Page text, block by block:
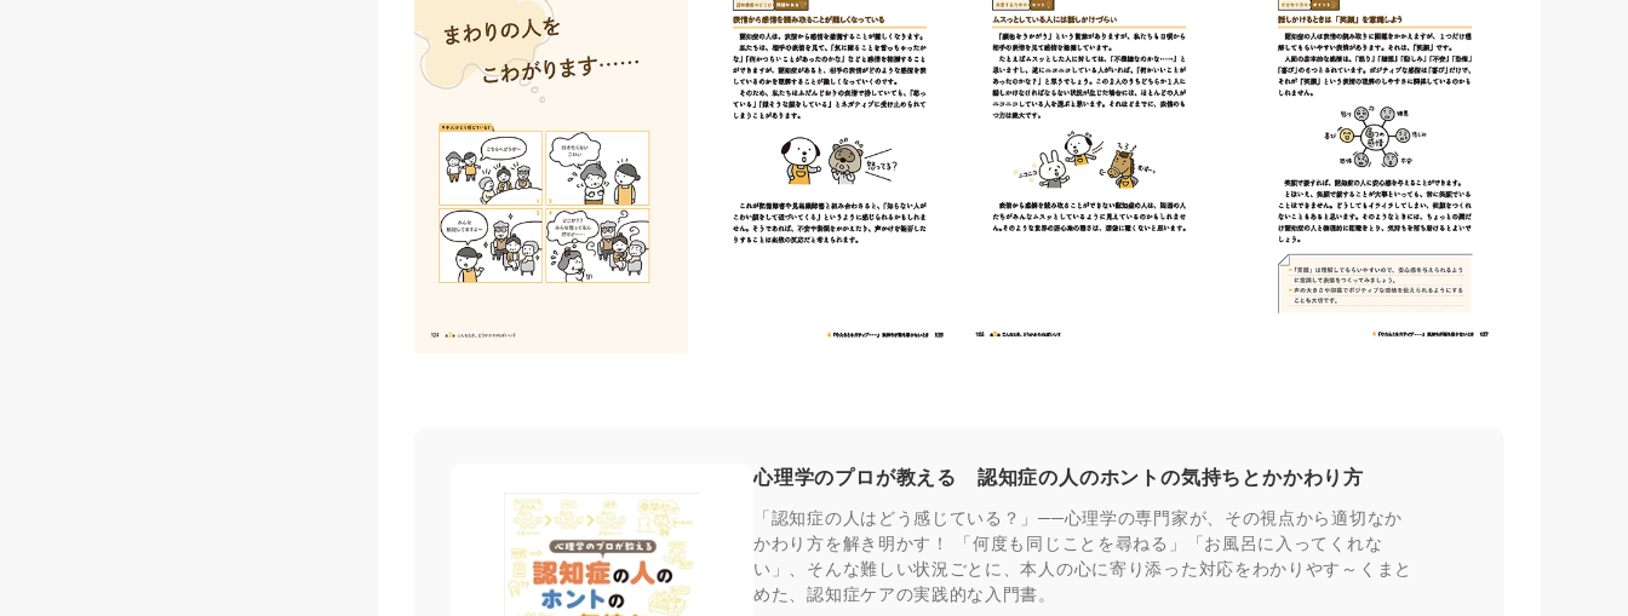
心理学のプロが教える 認知症の人のホントの気持ちとかかわり方
「認知症の人はどう感じている？」──心理学の専門家が、その視点から適切なか
かわり方を解き明かす！ 「何度も同じことを尋ねる」「お風呂に入ってくれな
い」、そんな難しい状況ごとに、本人の心に寄り添った対応をわかりやす～くまと
めた、認知症ケアの実践的な入門書。